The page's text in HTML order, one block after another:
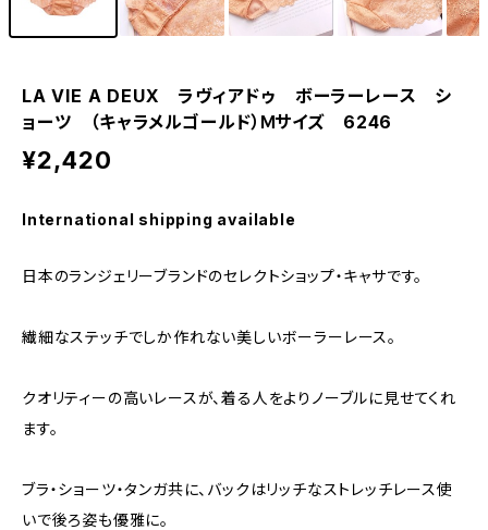
LA VIE A DEUX ラヴィアドゥ ボーラーレース シ
ョーツ （キャラメルゴールド）Ｍサイズ 6246
¥2,420
International shipping available
日本のランジェリーブランドのセレクトショップ・キャサです。
繊細なステッチでしか作れない美しいボーラーレース。
クオリティーの高いレースが、着る人をよりノーブルに見せてくれ
ます。
ブラ・ショーツ・タンガ共に、バックはリッチなストレッチレース使
いで後ろ姿も優雅に。